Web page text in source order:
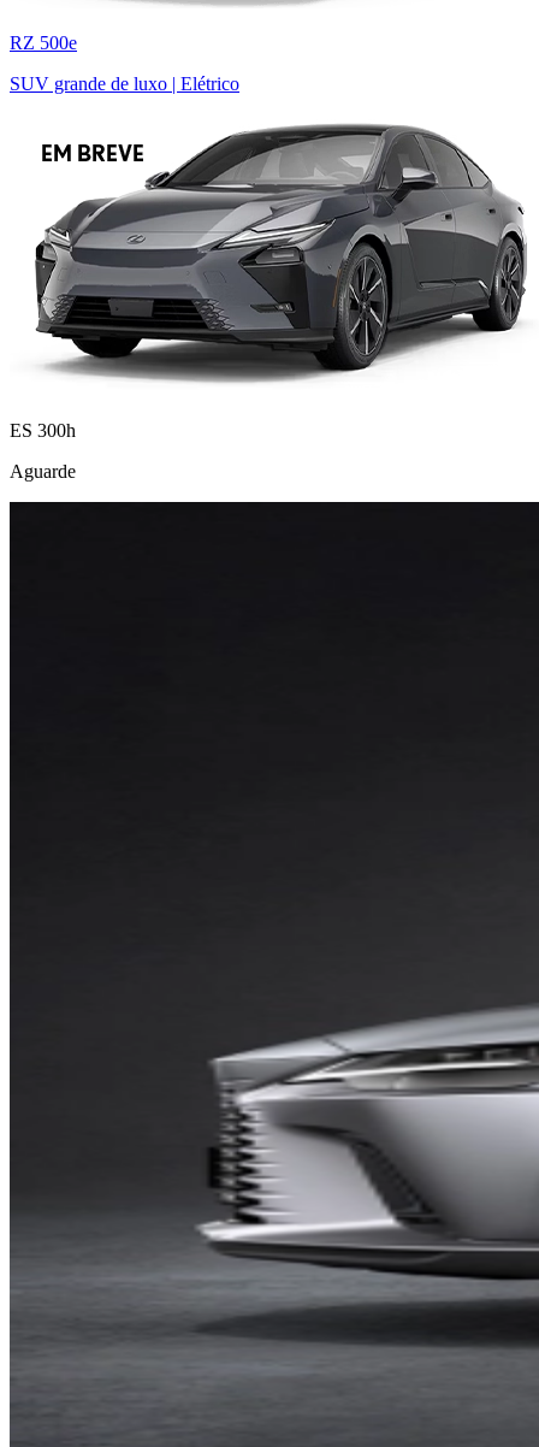
RZ 500e
SUV grande de luxo | Elétrico
ES 300h
Aguarde